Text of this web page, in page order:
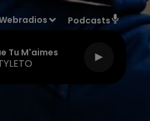
Podcasts
Tu M'aimes